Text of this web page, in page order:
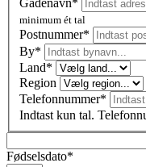
Gadenavn*
minimum ét tal
Postnummer*
By*
Land*
Region
Telefonnummer*
Indtast kun tal.
Fødselsdato*